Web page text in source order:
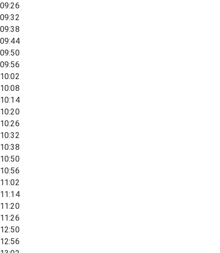
09:26
09:32
09:38
09:44
09:50
09:56
10:02
10:08
10:14
10:20
10:26
10:32
10:38
10:50
10:56
11:02
11:14
11:20
11:26
12:50
12:56